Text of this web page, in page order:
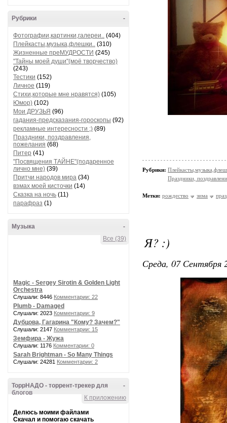
-
Рубрики
Фотографии,картинки,галереи.. (404)
Плейкасты,музыка,флешки.. (310)
Жизненные преМУДРОСТИ (245)
"Тайны моей души"(моё творчество)
(243)
Тестики (152)
Личное (119)
Стихи,которые мне нравятся) (105)
Юмор) (102)
Мои ДРУЗЬЯ (96)
гадания-предсказания-гороскопы (92)
рекламные интересности ;) (89)
Праздники, поздравления,
пожелания (68)
Питер (41)
"Посвящения ТАЙНЕ"(подаренное
лично мне) (39)
Притчи народов мира (34)
взмах моей кисточки (14)
Сказка на ночь (11)
парафраз (1)
-
Музыка
Все (39)
Magic - Sergey Sirotin & Golden Light
Orchestra
Слушали: 8446 Комментарии: 22
Plumb - Damaged
Слушали: 2023 Комментарии: 9
Дубцова, Гагарина "Кому? Зачем?"
Слушали: 2147 Комментарии: 15
Земфира - Жужа
Слушали: 1176 Комментарии: 0
Sarah Brightman - So Many Things
Слушали: 24281 Комментарии: 2
-
ТоррНАДО - торрент-трекер для
блогов
К приложению
Делюсь моими файлами
Скачал и помогаю скачать
Рубрики:
Праздники,
Метки: рождество зима
Я? :)
Среда, 07 Сентября